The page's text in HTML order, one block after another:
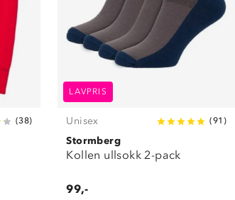
(38)
LAVPRIS
Unisex (91 )
Stormberg
Kollen ullsokk 2-pack
99,-